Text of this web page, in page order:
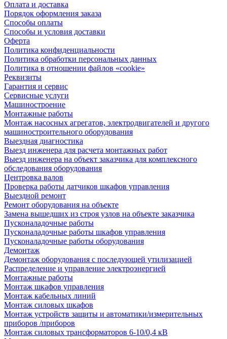
Оплата и доставка
Порядок оформления заказа
Способы оплаты
Способы и условия доставки
Оферта
Политика конфиденциальности
Политика обработки персональных данных
Политика в отношении файлов «cookie»
Реквизиты
Гарантия и сервис
Сервисные услуги
Машиностроение
Монтажные работы
Монтаж насосных агрегатов, электродвигателей и другого
машиностроительного оборудования
Выездная диагностика
Выезд инженера для расчета монтажных работ
Выезд инженера на объект заказчика для комплексного
обследования оборудования
Центровка валов
Проверка работы датчиков шкафов управления
Выездной ремонт
Ремонт оборудования на объекте
Замена вышедших из строя узлов на объекте заказчика
Пусконаладочные работы
Пусконаладочные работы шкафов управления
Пусконаладочные работы оборудования
Демонтаж
Демонтаж оборудования с последующей утилизацией
Распределение и управление электроэнергией
Монтажные работы
Монтаж шкафов управления
Монтаж кабельных линий
Монтаж силовых шкафов
Монтаж устройств защиты и автоматики/измерительных
приборов /приборов
Монтаж силовых трансформаторов 6-10/0,4 кВ